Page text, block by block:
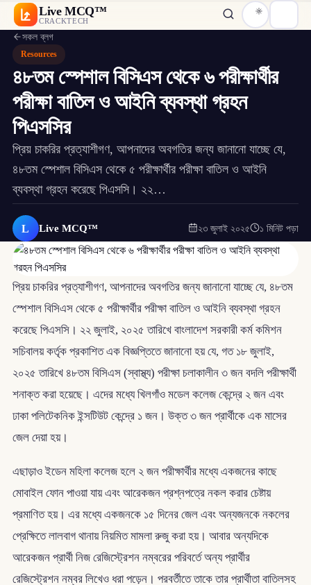
Live MCQ™
CRACKTECH
সকল ব্লগ
Resources
৪৮তম স্পেশাল বিসিএস থেকে ৬ পরীক্ষার্থীর
পরীক্ষা বাতিল ও আইনি ব্যবস্থা গ্রহন
পিএসসির
প্রিয় চাকরির প্রত্যাশীগণ, আপনাদের অবগতির জন্য জানানো যাচ্ছে যে,
৪৮তম স্পেশাল বিসিএস থেকে ৫ পরীক্ষার্থীর পরীক্ষা বাতিল ও আইনি
ব্যবস্থা গ্রহন করেছে পিএসসি। ২২…
L Live MCQ™ ২৩ জুলাই ২০২৫ ১ মিনিট পড়া
প্রিয় চাকরির প্রত্যাশীগণ, আপনাদের অবগতির জন্য জানানো যাচ্ছে যে, ৪৮তম
স্পেশাল বিসিএস থেকে ৫ পরীক্ষার্থীর পরীক্ষা বাতিল ও আইনি ব্যবস্থা গ্রহন
করেছে পিএসসি। ২২ জুলাই, ২০২৫ তারিখে বাংলাদেশ সরকারী কর্ম কমিশন
সচিবালয় কর্তৃক প্রকাশিত এক বিজ্ঞপ্তিতে জানানো হয় যে, গত ১৮ জুলাই,
২০২৫ তারিখে ৪৮তম বিসিএস (স্বাস্থ্য) পরীক্ষা চলাকালীন ৩ জন বদলি পরীক্ষার্থী
শনাক্ত করা হয়েছে। এদের মধ্যে খিলগাঁও মডেল কলেজ কেন্দ্রে ২ জন এবং
ঢাকা পলিটেকনিক ইন্সটিউট কেন্দ্রে ১ জন। উক্ত ৩ জন প্রার্থীকে এক মাসের
জেল দেয়া হয়।
এছাড়াও ইডেন মহিলা কলেজ হলে ২ জন পরীক্ষার্থীর মধ্যে একজনের কাছে
মোবাইল ফোন পাওয়া যায় এবং আরেকজন প্রশ্নপত্রে নকল করার চেষ্টায়
প্রমাণিত হয়। এর মধ্যে একজনকে ১৫ দিনের জেল এবং অন্যজনকে নকলের
প্রেক্ষিতে লালবাগ থানায় নিয়মিত মামলা রুজু করা হয়। আবার অন্যদিকে
আরেকজন প্রার্থী নিজ রেজিস্ট্রেশন নম্বরের পরিবর্তে অন্য প্রার্থীর
রেজিস্ট্রেশন নম্বর লিখেও ধরা পড়েন। পরবর্তীতে তাকে তার প্রার্থীতা বাতিলসহ